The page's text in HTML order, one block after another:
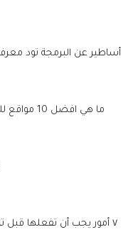
6 أساطير عن البرمجة تود
ما هي افضل 10 مواقع للعمل الحر | العمل عن بعد
٧ أمور يجب أن تفعلها قبل